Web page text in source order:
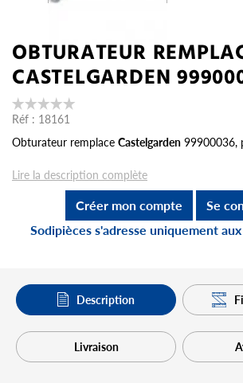
OBTURATEUR
CASTELGARDEN
Réf : 18161
Obturateur remplace Castelgarden 99900036,
Lire la description complète
Créer mon compte
Se
Sodipièces s'adresse uniquement
Description
Livraison